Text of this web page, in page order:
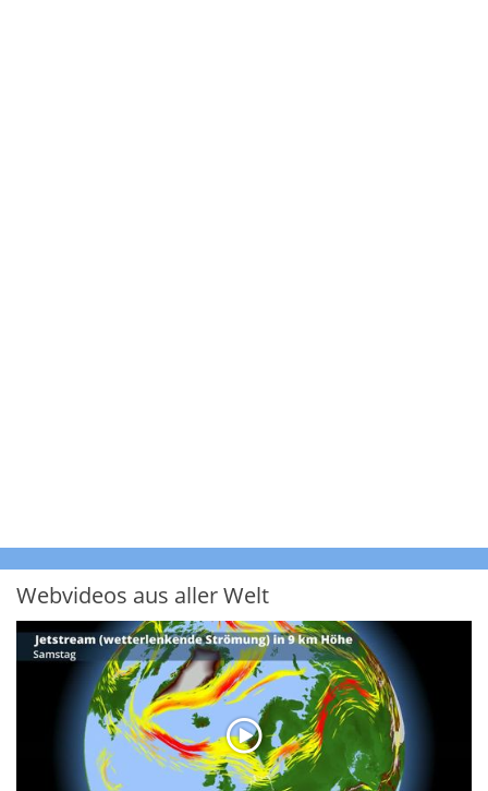
Webvideos aus aller Welt